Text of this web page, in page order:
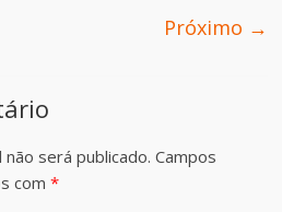
Próximo →
será publicado. Campos
com*